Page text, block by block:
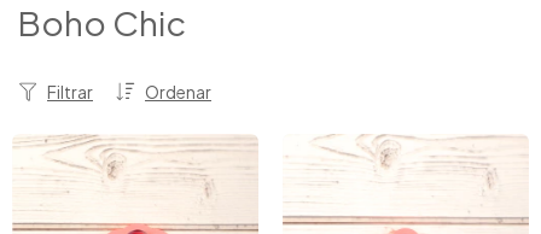
Boho Chic
Ordenar
Filtrar